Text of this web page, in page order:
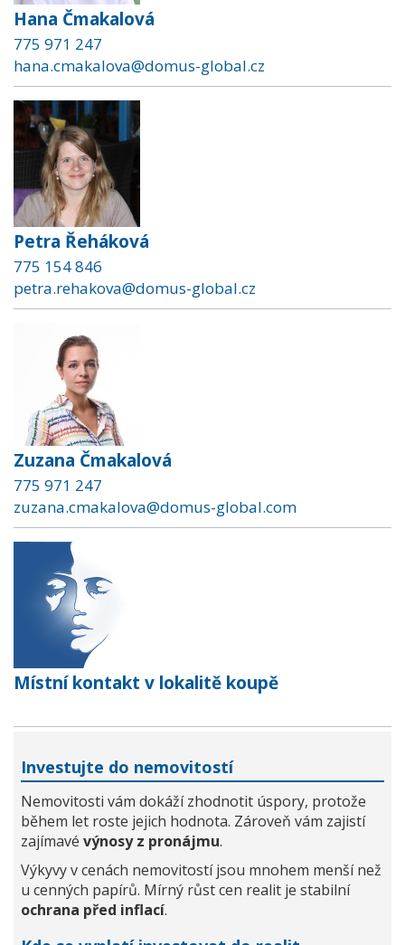
Hana Čmakalová
775 971 247
hana.cmakalova@domus-global.cz
Petra Řeháková
775 154 846
petra.rehakova@domus-global.cz
Zuzana Čmakalová
775 971 247
zuzana.cmakalova@domus-global.com
Místní kontakt v lokalitě koupě
Investujte do nemovitostí
Nemovitosti vám dokáží zhodnotit úspory, protože
během let roste jejich hodnota. Zároveň vám zajistí
zajímavé výnosy z pronájmu.
Výkyvy v cenách nemovitostí jsou mnohem menší než
u cenných papírů. Mírný růst cen realit je stabilní
ochrana před inflací.